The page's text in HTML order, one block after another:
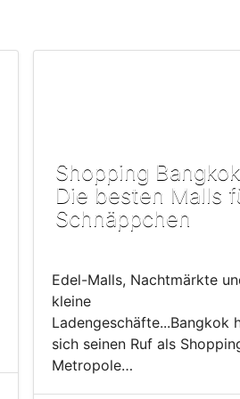
Shopping
Die besten Malls
Schnäppchen
Edel-Malls, Nachtmärkte
kleine
Ladengeschäfte...Bangkok
sich seinen Ruf als
Metropole…